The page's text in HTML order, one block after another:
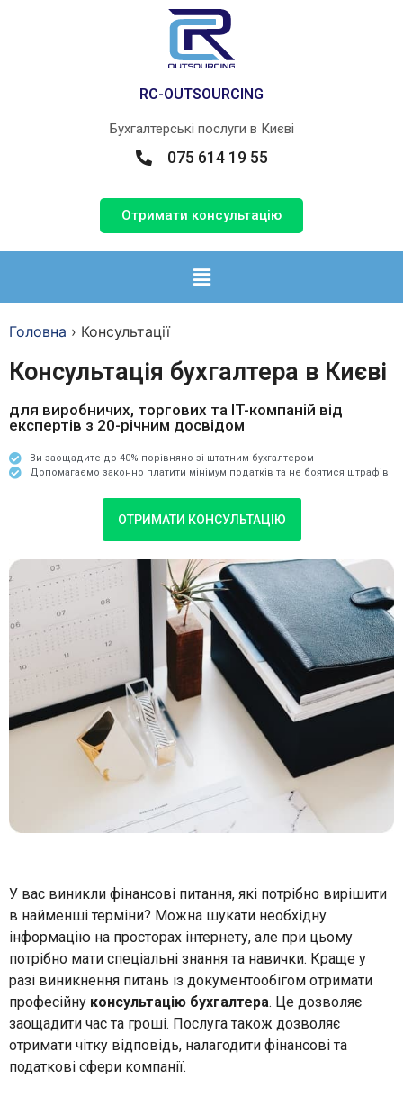
RС-OUTSOURCING
Бухгалтерські послуги в Києві
075 614 19 55
Отримати консультацію
Головна › Консультації
Консультація бухгалтера в Києві
для виробничих, торгових та IT-компаній від
експертів з 20-річним досвідом
Ви заощадите до 40% порівняно зі штатним бухгалтером
Допомагаємо законно платити мінімум податків та не боятися штрафів
ОТРИМАТИ КОНСУЛЬТАЦІЮ
У вас виникли фінансові питання, які потрібно вирішити
в найменші терміни? Можна шукати необхідну
інформацію на просторах інтернету, але при цьому
потрібно мати спеціальні знання та навички. Краще у
разі виникнення питань із документообігом отримати
професійну консультацію бухгалтера. Це дозволяє
заощадити час та гроші. Послуга також дозволяє
отримати чітку відповідь, налагодити фінансові та
податкові сфери компанії.